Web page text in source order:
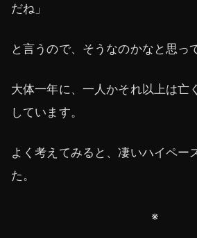
だね」
と言うので、そうなのかなと思っ
大体一年に、一人かそれ以上は亡
しています。
よく考えてみると、凄いハイペー
た。
※